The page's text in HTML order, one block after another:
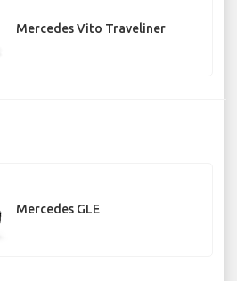
Mercedes Vito Traveliner
Mercedes GLE